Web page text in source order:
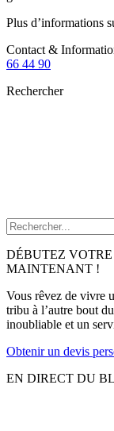
Plus d’informations
Contact &
66 44 90
Rechercher
DÉBUTEZ
MAINTENANT !
Vous rêvez de vivre
tribu à l’autre bout
inoubliable et un
Obtenir un devis
EN DIRECT DU